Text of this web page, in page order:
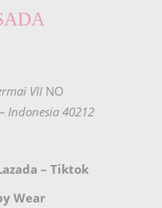
VII NO
Indonesia 40212
– Tiktok
Wear